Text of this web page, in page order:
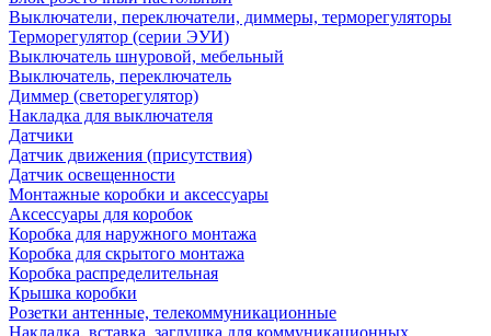
Выключатели, переключатели, диммеры, терморегуляторы
Терморегулятор (серии ЭУИ)
Выключатель шнуровой, мебельный
Выключатель, переключатель
Диммер (светорегулятор)
Накладка для выключателя
Датчики
Датчик движения (присутствия)
Датчик освещенности
Монтажные коробки и аксессуары
Аксессуары для коробок
Коробка для наружного монтажа
Коробка для скрытого монтажа
Коробка распределительная
Крышка коробки
Розетки антенные, телекоммуникационные
Накладка, вставка, заглушка для коммуникационных